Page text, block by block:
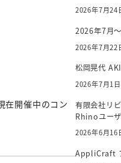
在開催中のコン
2026年7月24
2026年7月
2026年7月22
松岡晃代
2026年7月1日
有限会社リ
Rhinoユー
2026年6月16
AppliCraft